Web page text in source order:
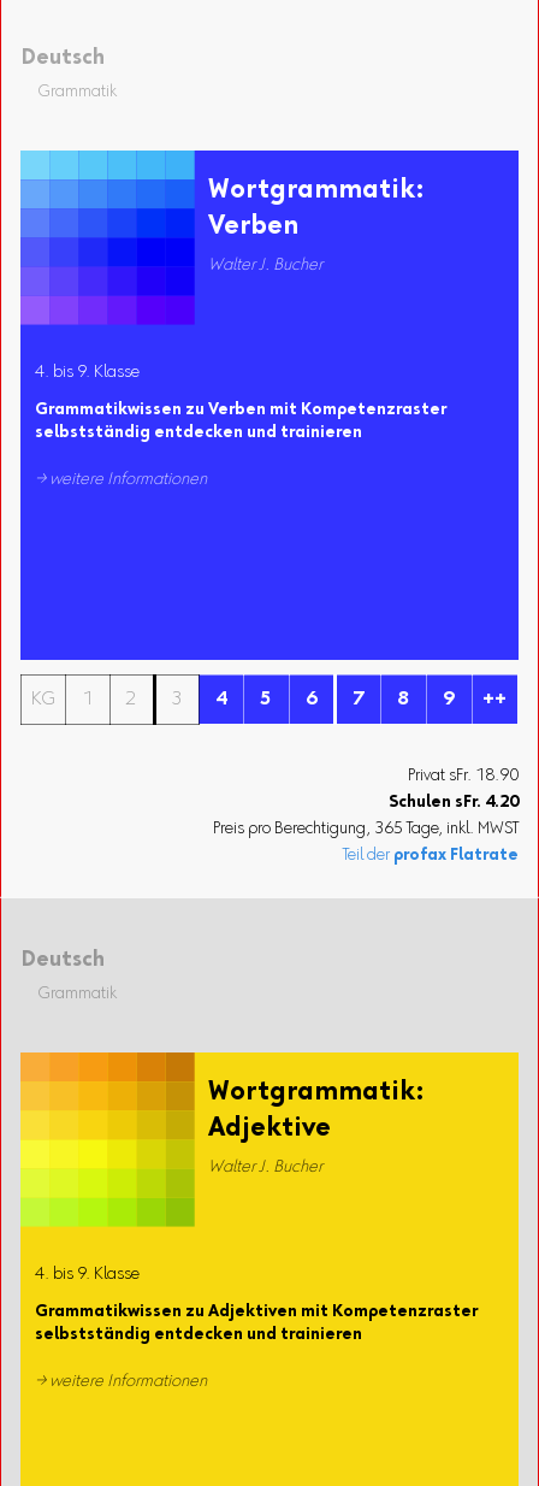
Deutsch
Grammatik
Wortgrammatik:
Verben
Walter J. Bucher
4. bis 9. Klasse
Grammatikwissen zu Verben mit Kompetenzraster
selbstständig entdecken und trainieren
→ weitere Informationen
KG 1 2 3 4 5 6 7 8 9 ++
Privat sFr. 18.90
Schulen sFr. 4.20
Preis pro Berechtigung, 365 Tage, inkl. MWST
Teil der profax Flatrate
Deutsch
Grammatik
Wortgrammatik:
Adjektive
Walter J. Bucher
4. bis 9. Klasse
Grammatikwissen zu Adjektiven mit Kompetenzraster
selbstständig entdecken und trainieren
→ weitere Informationen